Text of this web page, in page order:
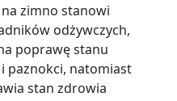
zimno stanowi
odżywczych,
poprawę stanu
paznokci, natomiast
stan zdrowia